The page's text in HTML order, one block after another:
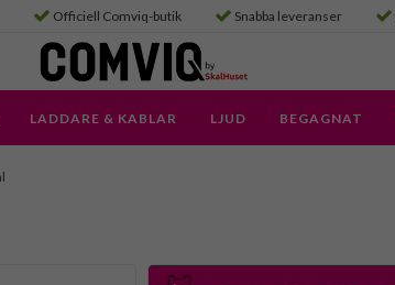
Officiell Comviq-butik Snabba leveranser
LADDARE & KABLAR LJUD BEGAGNAT